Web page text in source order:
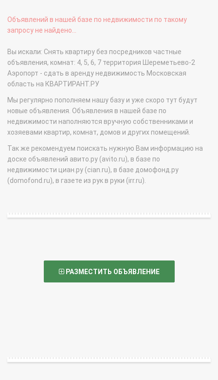
Объявлений в нашей базе по недвижимости по такому
запросу не найдено...
Вы искали: Снять квартиру без посредников частные
объявления, комнат: 4, 5, 6, 7 территория Шереметьево-2
Аэропорт - сдать в аренду недвижимость Московская
область на КВАРТИРАНТ.РУ
Мы регулярно пополняем нашу базу и уже скоро тут будут
новые объявления. Объявления в нашей базе по
недвижимости наполняются вручную собственниками и
хозяевами квартир, комнат, домов и других помещений.
Так же рекомендуем поискать нужную Вам информацию на
доске объявлений авито.ру (avito.ru), в базе по
недвижимости циан.ру (cian.ru), в базе домофонд.ру
(domofond.ru), в газете из рук в руки (irr.ru).
РАЗМЕСТИТЬ ОБЪЯВЛЕНИЕ